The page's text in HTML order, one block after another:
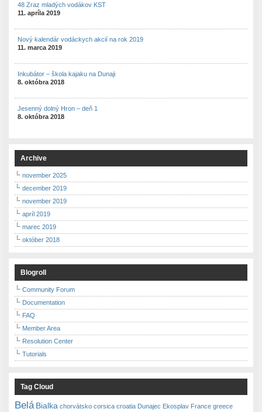
48 Zraz mladých vodákov KST
11. apríla 2019
Nový kalendár vodáckych akcií na rok 2019
11. marca 2019
Inkubátor – škola kajaku na Dunaji
8. októbra 2018
Jesenný dolný Hron – deň 1
8. októbra 2018
Archive
november 2025
december 2019
november 2019
apríl 2019
marec 2019
október 2018
Blogroll
Community Forum
Documentation
FAQ
Member Area
Resolution Center
Tutorials
Tag Cloud
Belá Bialka chorvátsko corsica croatia Dunajec Ekosplav France greece